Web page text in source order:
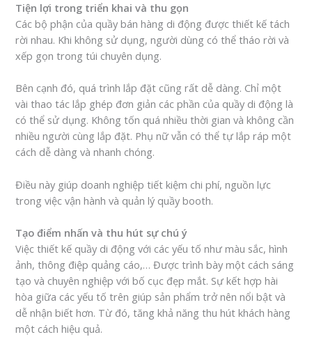
Tiện lợi trong triển khai và thu gọn
Các bộ phận của quầy bán hàng di động được thiết kế tách
rời nhau. Khi không sử dụng, người dùng có thể tháo rời và
xếp gọn trong túi chuyên dụng.
Bên cạnh đó, quá trình lắp đặt cũng rất dễ dàng. Chỉ một
vài thao tác lắp ghép đơn giản các phần của quầy di động là
có thể sử dụng. Không tốn quá nhiều thời gian và không cần
nhiều người cùng lắp đặt. Phụ nữ vẫn có thể tự lắp ráp một
cách dễ dàng và nhanh chóng.
Điều này giúp doanh nghiệp tiết kiệm chi phí, nguồn lực
trong việc vận hành và quản lý quầy booth.
Tạo điểm nhấn và thu hút sự chú ý
Việc thiết kế quầy di động với các yếu tố như màu sắc, hình
ảnh, thông điệp quảng cáo,… Được trình bày một cách sáng
tạo và chuyên nghiệp với bố cục đẹp mắt. Sự kết hợp hài
hòa giữa các yếu tố trên giúp sản phẩm trở nên nổi bật và
dễ nhận biết hơn. Từ đó, tăng khả năng thu hút khách hàng
một cách hiệu quả.